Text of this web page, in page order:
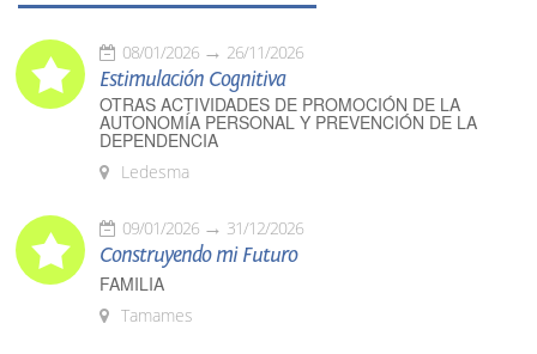
08/01/2026 26/11/2026
Estimulación Cognitiva
OTRAS ACTIVIDADES DE PROMOCIÓN DE LA
AUTONOMÍA PERSONAL Y PREVENCIÓN DE LA
DEPENDENCIA
Ledesma
09/01/2026 31/12/2026
Construyendo mi Futuro
FAMILIA
Tamames